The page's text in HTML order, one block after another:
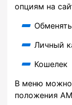
опциям на
Личный
Кошелек
В меню можно
положения